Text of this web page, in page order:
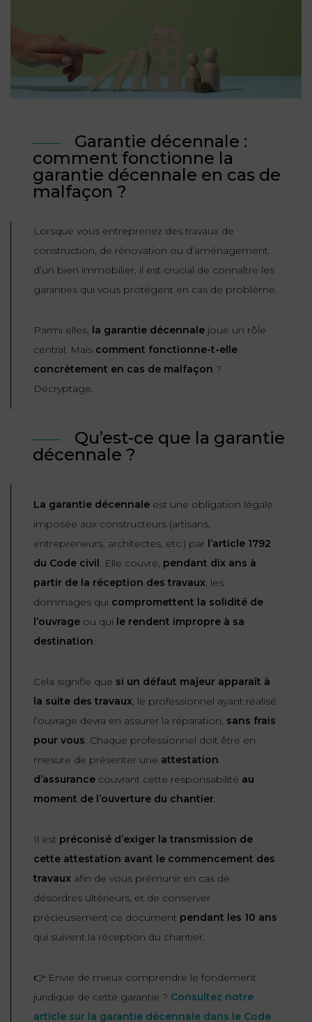
RESPONSABILITÉ
& ASSURANCE
CONTRATS &
CONSOMMATION
ADMINISTRATIF
SUCCESSION
DROITS
LICENCIEMENT
ALIMENTAIRE
COMPENSATOIRE
PRÉJUDICE
CORPOREL
DROIT
AFFAIRES
& ASSURANCE
FISCALITÉ
DROIT
DU
TRAVAIL
DROIT
ADMINISTRATIF
AVOCATS
SERVICE
FRANCO-
RGPD
PERSONNELLES
DROIT
DU
DISTRIBUTION
EN
DIFFICULTÉ
PUBLIQUES
AGN
HAUSSMANN
DROIT
DU
TOURISME
FONCTION
PRÉJUDICE
CORPOREL
DROIT
DES
ÉTRANGERS
ET
L’IMMIGRATION
L’URBANISME
EQUIPE
DIRIGEANTE
Nos
agences
09
72
72
Garantie décennale :
comment fonctionne la
garantie décennale en cas de
malfaçon ?
Lorsque vous entreprenez des travaux de
construction, de rénovation ou d’aménagement
d’un bien immobilier, il est crucial de connaître les
garanties qui vous protègent en cas de problème.
Parmi elles, la garantie décennale joue un rôle
central. Mais comment fonctionne-t-elle
concrètement en cas de malfaçon ?
Décryptage.
Qu’est-ce que la garantie
décennale ?
La garantie décennale est une obligation légale
imposée aux constructeurs (artisans,
entrepreneurs, architectes, etc.) par l’article 1792
du Code civil . Elle couvre, pendant dix ans à
partir de la réception des travaux, les
dommages qui compromettent la solidité de
l’ouvrage ou qui le rendent impropre à sa
destination.
Cela signifie que si un défaut majeur apparaît à
la suite des travaux, le professionnel ayant réalisé
l’ouvrage devra en assurer la réparation, sans frais
pour vous. Chaque professionnel doit être en
mesure de présenter une attestation
d’assurance couvrant cette responsabilité au
moment de l’ouverture du chantier.
Il est préconisé d’exiger la transmission de
cette attestation avant le commencement des
travaux afin de vous prémunir en cas de
désordres ultérieurs, et de conserver
précieusement ce document pendant les 10 ans
qui suivent la réception du chantier.
👉 Envie de mieux comprendre le fondement
juridique de cette garantie ? Consultez notre
article sur la garantie décennale dans le Code